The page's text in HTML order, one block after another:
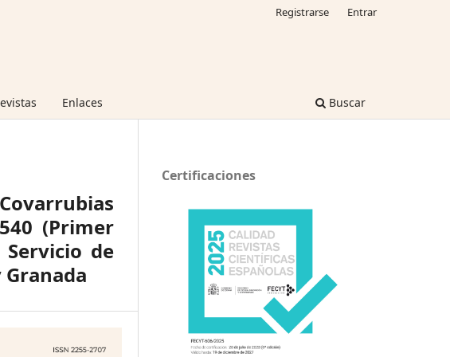
Enlaces Buscar
Registrarse Entrar
(Primer
de
Certificaciones